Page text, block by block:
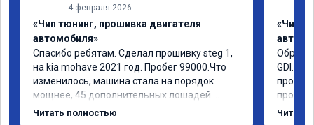
4 февраля 2026
«Чип тюнинг, прошивка двигателя
автомобиля»
Спасибо ребятам. Сделал прошивку steg 1,
на kia mohave 2021 год. Пробег 99000.Что
изменилось, машина стала на порядок
мощнее, 45 дополнительных лошадей
существенно чувствуется и соответственно
Читать полностью
«Чип
GDI.
Читать